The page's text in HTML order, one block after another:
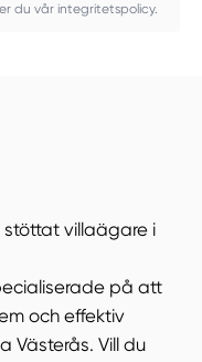
du vår integritetspolicy.
stöttat villaägare i
på att
och effektiv
Västerås. Vill du